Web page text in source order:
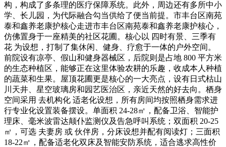
构，构成了多条理的医疗保障系统。此外，周边还有多所中小
学、长儿园，为代际融合勾当供给了便当前提。市丰台区南苑
泰和鑫养老康护核心走进市丰台区南苑泰和鑫养老康护核心，
仿佛置身于一座精美的社区花圃。核心以 四时有景、三季有
花 为设想，打制了集休闲、健身、疗愈于一体的户外空间。
前院设有凉亭、假山和健身器械区，后院则是占地 800 平方米
的生态种植区，能够正在这里体验农耕的乐趣，收成本人种植
的蔬菜和生果。屋顶花圃更是核心的一大亮点，设有日式枯山
川天井、星空玻璃房和园艺医治区，亲近天然的好去向。栖身
空间采用 去机构化 适老化设想，所有房间均按照栖身需求进
行专业化设置装备摆设。单面积 24-28㎡，配备卫浴、智能护
理床、毫米波雷达颠仆监测仪及告急呼叫系统；双面积 20-25
㎡，可选 夫妻房 或 伙伴房，分床设想并配有阅读灯；三面积
18-22㎡，配备适老化双床及智能安防系统，适合逃求高性价